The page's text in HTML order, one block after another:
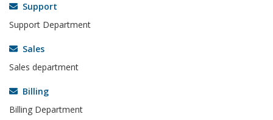
Support
Support Department
Sales
Sales department
Billing
Billing Department